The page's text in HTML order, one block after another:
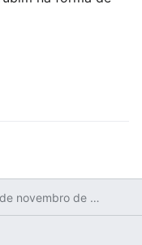
Modificado pela última vez em 8 de novembro de 2007 às 20h08min